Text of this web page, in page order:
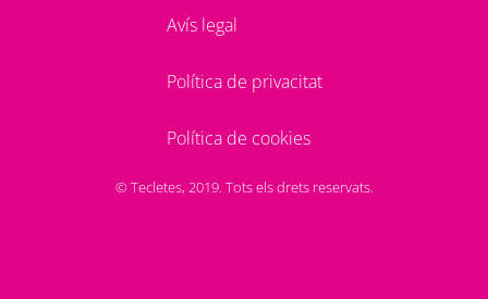
Avís legal
Política de privacitat
Política de cookies
© Tecletes, 2019. Tots els drets reservats.